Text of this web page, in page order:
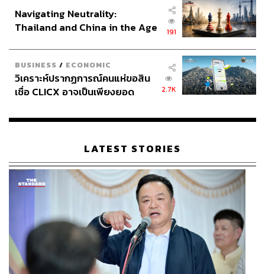
Navigating Neutrality:
Thailand and China in the Age
191
BUSINESS / ECONOMIC
วิเคราะห์ปรากฏการณ์คนแห่ขอสิน
เชื่อ CLICX อาจเป็นเพียงยอด
เรือนไทยที่ถูกซุกไว้
2.7K
LATEST STORIES